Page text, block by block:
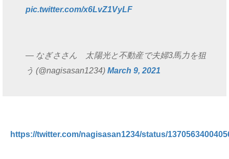
pic.twitter.com/x6LvZ1VyLF
— なぎささん 太陽光と不動産で夫婦3馬力を狙
う (@nagisasan1234) March 9, 2021
https://twitter.com/nagisasan1234/status/